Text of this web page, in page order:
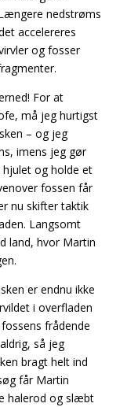
nedstrøms
accelereres
og fosser
For at
må jeg hurtigst
– og jeg
imens jeg gør
og holde et
fossen får
nu skifter taktik
Langsomt
land, hvor Martin
er endnu ikke
i overfladen
frådende
så jeg
bragt helt ind
får Martin
halerod og slæbt